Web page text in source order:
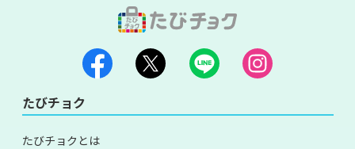
たびチョク
たびチョクとは